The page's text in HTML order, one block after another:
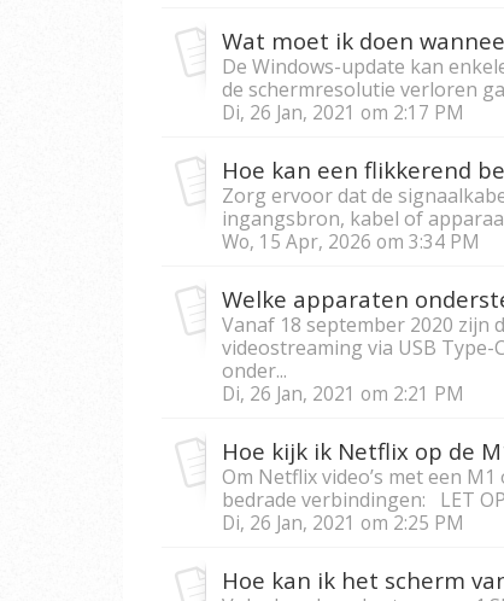
De Windows-update kan
de schermresolutie verloren
Di, 26 Jan, 2021 om 2:17 PM
Hoe kan een flikkerend
Zorg ervoor dat de
ingangsbron, kabel of
Wo, 15 Apr, 2026 om 3:34 PM
Vanaf 18 september 2020 zijn
videostreaming via USB
onder...
Di, 26 Jan, 2021 om 2:21 PM
Hoe kijk ik Netflix op de
Om Netflix video’s met een
bedrade verbindingen: LET
Di, 26 Jan, 2021 om 2:25 PM